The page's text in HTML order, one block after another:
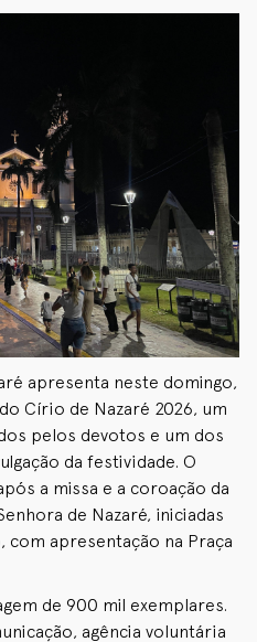
apresenta neste domingo,
Círio de Nazaré 2026, um
pelos devotos e um dos
da festividade. O
a missa e a coroação da
de Nazaré, iniciadas
com apresentação na Praça
de 900 mil exemplares.
agência voluntária